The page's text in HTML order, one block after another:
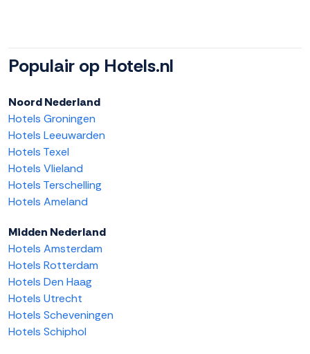
Populair op Hotels.nl
Noord Nederland
Hotels Groningen
Hotels Leeuwarden
Hotels Texel
Hotels Vlieland
Hotels Terschelling
Hotels Ameland
Midden Nederland
Hotels Amsterdam
Hotels Rotterdam
Hotels Den Haag
Hotels Utrecht
Hotels Scheveningen
Hotels Schiphol